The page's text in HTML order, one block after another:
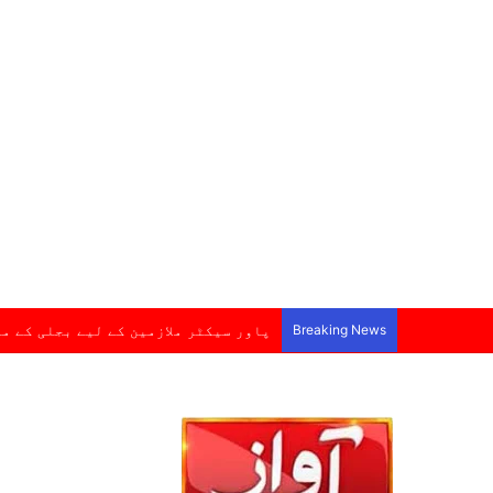
Breaking News پاور سیکٹر ملازمین کے لیے بجلی کے